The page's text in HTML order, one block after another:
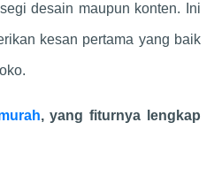
desain maupun konten. Ini
kesan pertama yang baik
, yang fiturnya lengkap